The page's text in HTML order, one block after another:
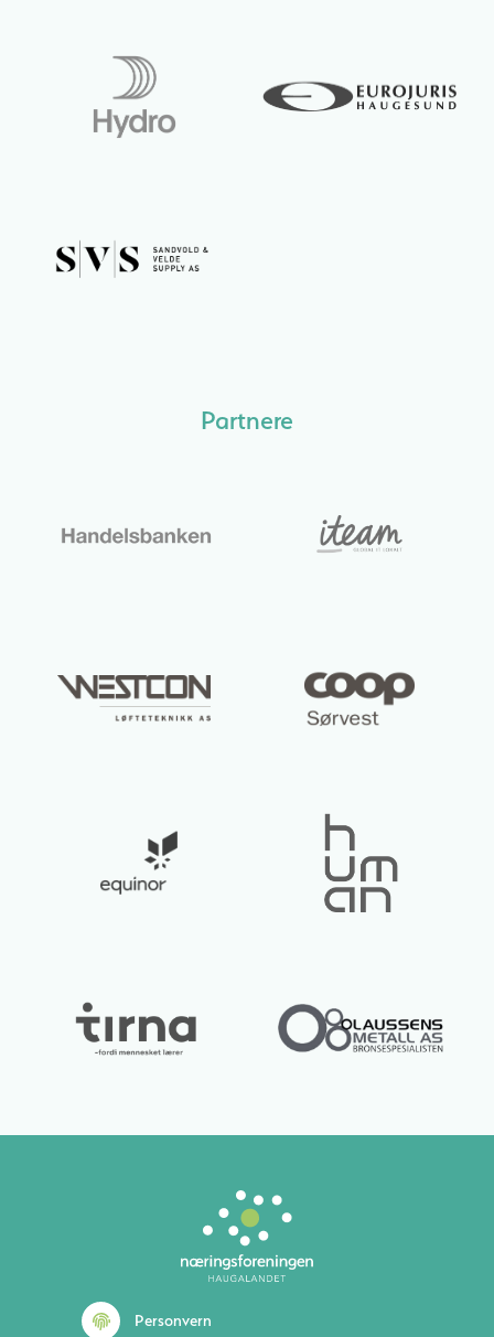
Partnere
Personvern
Lurer du på noe? 😊